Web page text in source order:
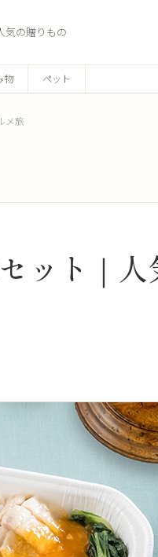
気の贈りもの
物 ペット
メ旅
ット｜